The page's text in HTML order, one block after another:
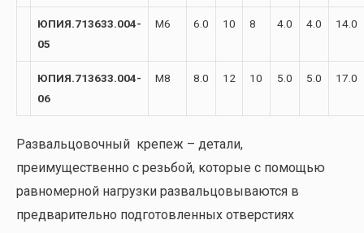
ЮПИЯ.713633.004-
05
М6 6.0 10 8 4.0 4.0 14.0
ЮПИЯ.713633.004-
06
М8 8.0 12 10 5.0 5.0 17.0
Развальцовочный крепеж – детали,
преимущественно с резьбой, которые с помощью
равномерной нагрузки развальцовываются в
предварительно подготовленных отверстиях